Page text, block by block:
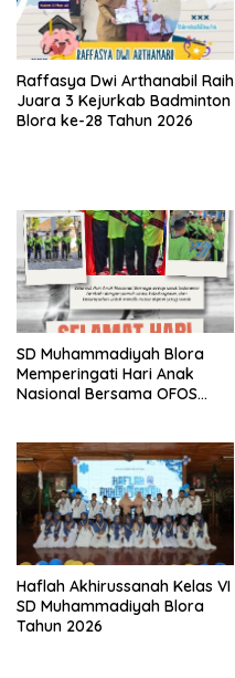
Raffasya Dwi Arthanabil Raih
Juara 3 Kejurkab Badminton
Blora ke-28 Tahun 2026
SD Muhammadiyah Blora
Memperingati Hari Anak
Nasional Bersama OFOS
Haflah Akhirussanah Kelas VI
SD Muhammadiyah Blora
Tahun 2026